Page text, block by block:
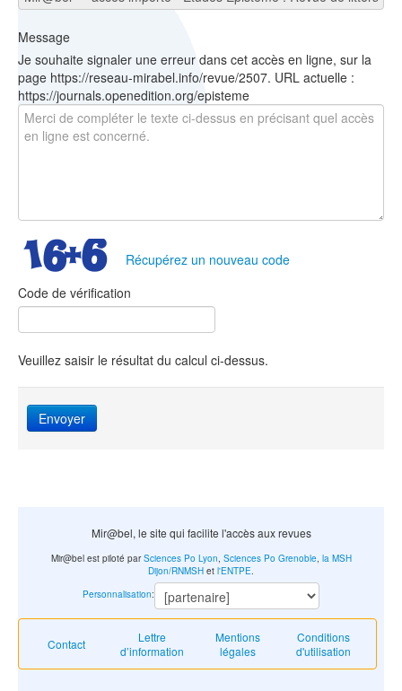
Message
Je souhaite signaler une erreur dans cet accès en ligne, sur la
page https://reseau-mirabel.info/revue/2507. URL actuelle :
https://journals.openedition.org/episteme
Récupérez un nouveau code
Code de vérification
Veuillez saisir le résultat du calcul ci-dessus.
Envoyer
Mir@bel, le site qui facilite l'accès aux revues
Contact
Lettre
d’information
Mentions
légales
Conditions
d'utilisation
Mir@bel est piloté parSciences Po Lyon Sciences Po Grenoble, la MSH
Dijon/RNMSH et l'ENTPE
Personnalisation: